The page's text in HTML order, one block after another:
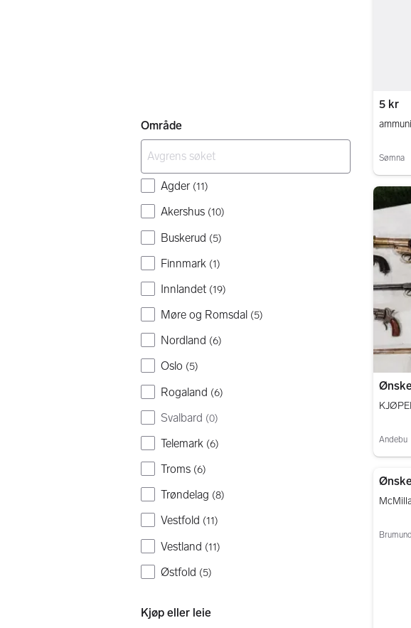
Område
Agder (11)
Akershus (10)
Buskerud (5)
Finnmark (1)
Innlandet (19)
Møre og Romsdal (5)
Nordland (6)
Oslo (5)
Rogaland (6)
Svalbard (0)
Telemark (6)
Troms (6)
Trøndelag (8)
Vestfold (11)
Vestland (11)
Østfold (5)
Kjøp eller leie
5 kr
Sømna
Andebu